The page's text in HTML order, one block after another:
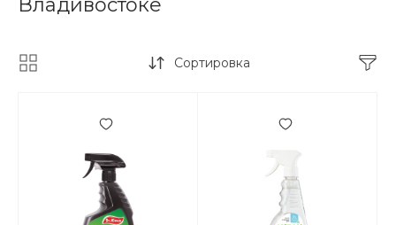
Владивостоке
Сортировка